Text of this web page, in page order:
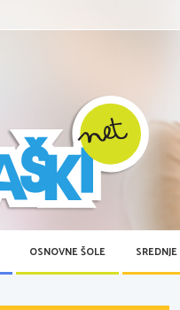
OSNOVNE ŠOLE